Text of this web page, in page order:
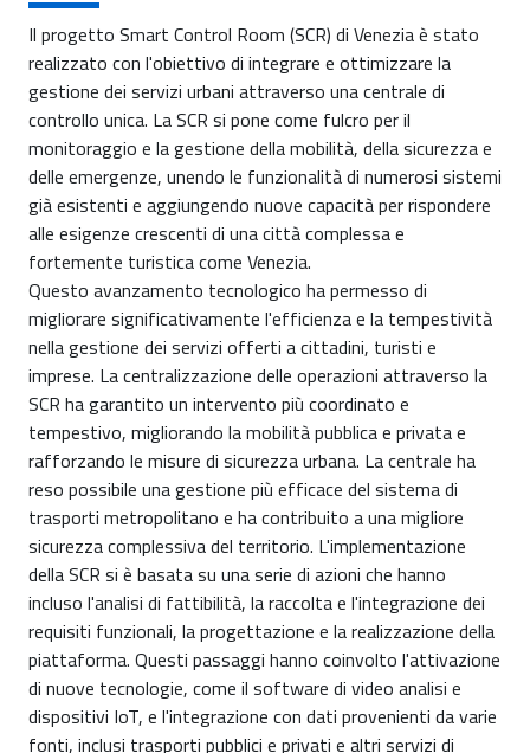
Il progetto Smart Control Room (SCR) di Venezia è stato
realizzato con l'obiettivo di integrare e ottimizzare la
gestione dei servizi urbani attraverso una centrale di
controllo unica. La SCR si pone come fulcro per il
monitoraggio e la gestione della mobilità, della sicurezza e
delle emergenze, unendo le funzionalità di numerosi sistemi
già esistenti e aggiungendo nuove capacità per rispondere
alle esigenze crescenti di una città complessa e
fortemente turistica come Venezia.
Questo avanzamento tecnologico ha permesso di
migliorare significativamente l'efficienza e la tempestività
nella gestione dei servizi offerti a cittadini, turisti e
imprese. La centralizzazione delle operazioni attraverso la
SCR ha garantito un intervento più coordinato e
tempestivo, migliorando la mobilità pubblica e privata e
rafforzando le misure di sicurezza urbana. La centrale ha
reso possibile una gestione più efficace del sistema di
trasporti metropolitano e ha contribuito a una migliore
sicurezza complessiva del territorio. L'implementazione
della SCR si è basata su una serie di azioni che hanno
incluso l'analisi di fattibilità, la raccolta e l'integrazione dei
requisiti funzionali, la progettazione e la realizzazione della
piattaforma. Questi passaggi hanno coinvolto l'attivazione
di nuove tecnologie, come il software di video analisi e
dispositivi IoT, e l'integrazione con dati provenienti da varie
fonti, inclusi trasporti pubblici e privati e altri servizi di